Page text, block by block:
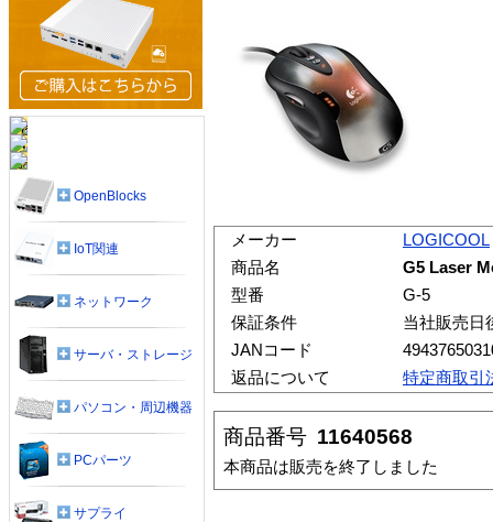
メーカー
LOGICOOL
商品名
G5 Laser
型番
G-5
保証条件
当社販売日
JANコード
返品について
特定商取引
商品番号 11640568
本商品は販売を終了しました
OpenBlocks
IoT関連
ネットワーク
サーバ・ストレージ
パソコン・周辺機器
PCパーツ
サプライ